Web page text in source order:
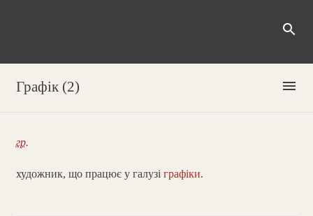
search
Графік (2) menu
гр.
художник, що працює у галузі графіки.